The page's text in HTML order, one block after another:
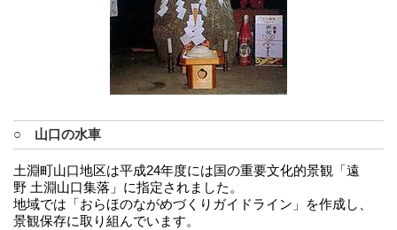
○ 山口の水車
土淵町山口地区は平成24年度には国の重要文化的景観「遠
野 土淵山口集落」に指定されました。
地域では「おらほのながめづくりガイドライン」を作成し、
景観保存に取り組んでいます。